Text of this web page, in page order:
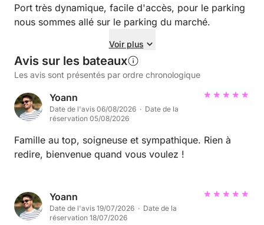
Port très dynamique, facile d'accès, pour le parking
nous sommes allé sur le parking du marché.
Voir plus
Avis sur les bateaux
Les avis sont présentés par ordre chronologique
Yoann
Date de l'avis 06/08/2026 · Date de la
réservation 05/08/2026
Famille au top, soigneuse et sympathique. Rien à
redire, bienvenue quand vous voulez !
Yoann
Date de l'avis 19/07/2026 · Date de la
réservation 18/07/2026